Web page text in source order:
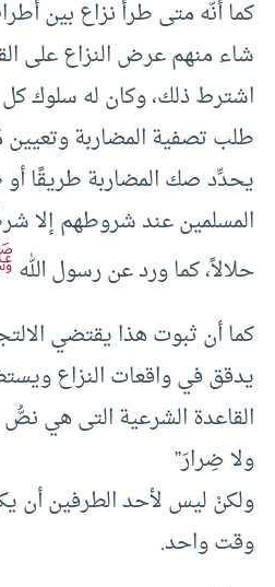
كما أنّه متى طرأ نزاع بين
شاء منهم عرض النزاع على
اشترط ذلك، وكان له سلوك كل
طلب تصفية المضاربة وتعيين
يحدِّد صك المضاربة طريقًا أو
المسلمين عند شروطهم إلا
حلالاً، كما ورد عن رسول الله
كما أن ثبوت هذا يقتضي
يدقق في واقعات النزاع
القاعدة الشرعية التى هي
ولا ضِرارَ”
ولكنْ ليس لأحد الطرفين أن
وقت واحد.